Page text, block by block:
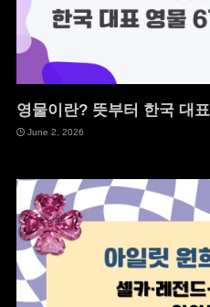
영물이란? 뜻부터 한국 대
June 2, 2026